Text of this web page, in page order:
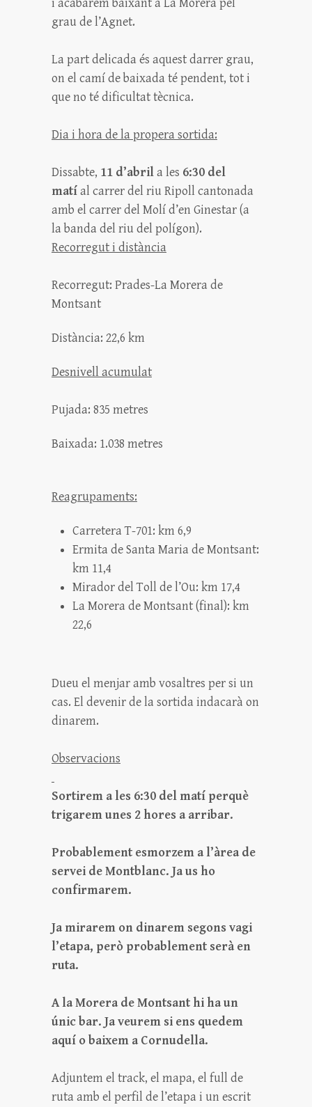
i acabarem baixant a La Morera pel
grau de l’Agnet.
La part delicada és aquest darrer grau,
on el camí de baixada té pendent, tot i
que no té dificultat tècnica.
Dia i hora de la propera sortida:
Dissabte, 11 d’abrila les 6:30 del
matíal carrer del riu Ripoll cantonada
amb el carrer del Molí d’en Ginestar (a
la banda del riu del polígon).
Recorregut i distància
Recorregut: Prades-La Morera de
Montsant
Distància: 22,6 km
Desnivell acumulat
Pujada: 835 metres
Baixada: 1.038 metres
Reagrupaments:
Carretera T-701: km 6,9
Ermita de Santa Maria de Montsant:
km 11,4
Mirador del Toll de l’Ou: km 17,4
La Morera de Montsant (final): km
22,6
Dueu el menjar amb vosaltres per si un
cas. El devenir de la sortida indacarà on
dinarem.
Observacions
Sortirem a les 6:30 del matí perquè
trigarem unes 2 hores a arribar.
Probablement esmorzem a l’àrea de
servei de Montblanc. Ja us ho
confirmarem.
Ja mirarem on dinarem segons vagi
l’etapa, però probablement serà en
ruta.
A la Morera de Montsant hi ha un
únic bar. Ja veurem si ens quedem
aquí o baixem a Cornudella.
Adjuntem el track, el mapa, el full de
ruta amb el perfil de l’etapa i un escrit